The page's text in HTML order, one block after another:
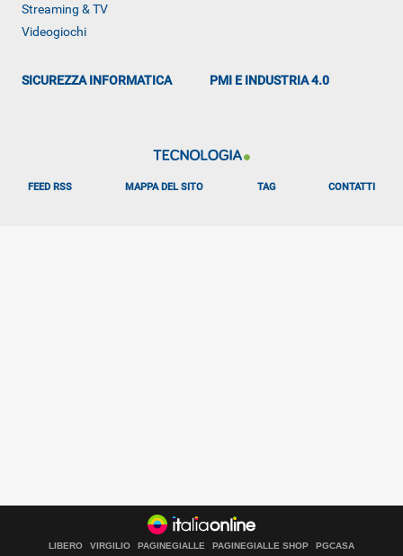
Streaming & TV
Videogiochi
SICUREZZA INFORMATICA PMI E INDUSTRIA 4.0
FEED RSS MAPPA DEL SITO TAG CONTATTI
LIBERO VIRGILIO PAGINEGIALLE PAGINEGIALLE SHOP PGCASA